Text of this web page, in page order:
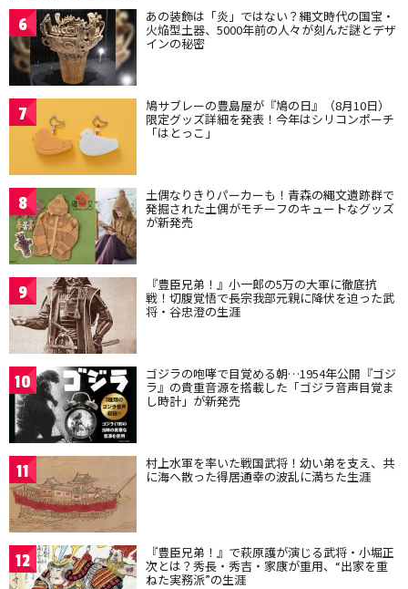
6 あの装飾は「炎」ではない？縄文時代の国宝・
火焔型土器、5000年前の人々が刻んだ謎とデザ
インの秘密
7 鳩サブレーの豊島屋が『鳩の日』（8月10日）
限定グッズ詳細を発表！今年はシリコンポーチ
「はとっこ」
8 土偶なりきりパーカーも！青森の縄文遺跡群で
発掘された土偶がモチーフのキュートなグッズ
が新発売
9 『豊臣兄弟！』小一郎の5万の大軍に徹底抗
戦！切腹覚悟で長宗我部元親に降伏を迫った武
将・谷忠澄の生涯
10 ゴジラの咆哮で目覚める朝…1954年公開『ゴジ
ラ』の貴重音源を搭載した「ゴジラ音声目覚ま
し時計」が新発売
11 村上水軍を率いた戦国武将！幼い弟を支え、共
に海へ散った得居通幸の波乱に満ちた生涯
12 『豊臣兄弟！』で萩原護が演じる武将・小堀正
次とは？秀長・秀吉・家康が重用、“出家を重
ねた実務派”の生涯